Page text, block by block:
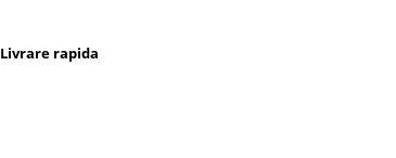
Livrare rapida